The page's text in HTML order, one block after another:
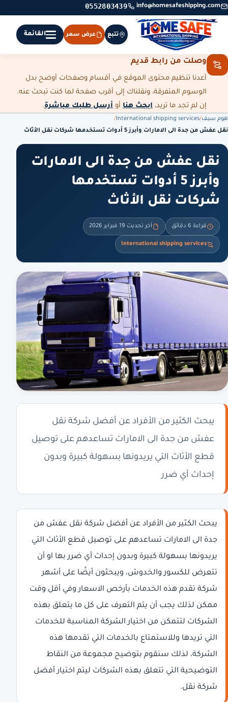
info@homesafeshipping.com
0552803439
تتبع عرض سعر القائمة
وصلت من رابط قديم
أعدنا تنظيم محتوى الموقع في أقسام وصفحات أوضح بدل
الوسوم المتفرقة، ونقلناك إلى أقرب صفحة لما كنت تبحث عنه.
إن لم تجد ما تريد، ابحث هنا أو أرسل طلبك مباشرة.
هوم سيف/
International shipping services
/
نقل عفش من جدة الى الامارات وأبرز 5 أدوات تستخدمها شركات نقل الأثاث
نقل عفش من جدة الى الامارات
وأبرز 5 أدوات تستخدمها
شركات نقل الأثاث
قراءة 6 دقائق آخر تحديث 19 فبراير 2026
International shipping services
يبحث الكثير من الأفراد عن أفضل شركة نقل
عفش من جدة الى الامارات تساعدهم على توصيل
قطع الأثاث التي يريدونها بسهولة كبيرة وبدون
إحداث أي ضرر
يبحث الكثير من الأفراد عن أفضل شركة نقل عفش من
جدة الى الامارات تساعدهم على توصيل قطع الأثاث التي
يريدونها بسهولة كبيرة وبدون إحداث أي ضرر بها او أن
تتعرض للكسور والخدوش، ويبحثون أيضًا على أشهر
شركة تقدم هذه الخدمات بأرخص الاسعار وفي أقل وقت
ممكن لذلك يجب أن يتم التعرف على كل ما يتعلق بهذه
الشركات لتتمكن من اختيار الشركة المناسبة للخدمات
التي تريدها وللاستمتاع بالخدمات التي تقدمها هذه
الشركة، لذلك سنقوم بتوضيح مجموعة من النقاط
التوضيحية التي تتعلق بهذه الشركات ليتم اختيار أفضل
شركة نقل.